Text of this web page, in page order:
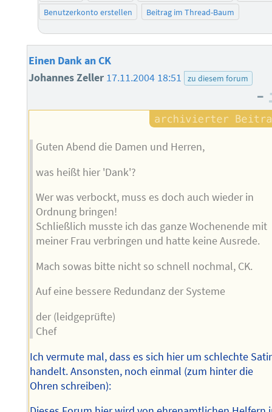
Benutzerkonto erstellen
Beitrag im Thread-Baum
Einen Dank an CK
Johannes Zeller 17.11.2004 18:51 zu diesem forum
–
Guten Abend die Damen und Herren,
was heißt hier 'Dank'?
Wer was verbockt, muss es doch auch wieder in
Ordnung bringen!
Schließlich musste ich das ganze Wochenende mit
meiner Frau verbringen und hatte keine Ausrede.
Mach sowas bitte nicht so schnell nochmal, CK.
Auf eine bessere Redundanz der Systeme
der (leidgeprüfte)
Chef
Ich vermute mal, dass es sich hier um schlechte
handelt. Ansonsten, noch einmal (zum hinter die
Ohren schreiben):